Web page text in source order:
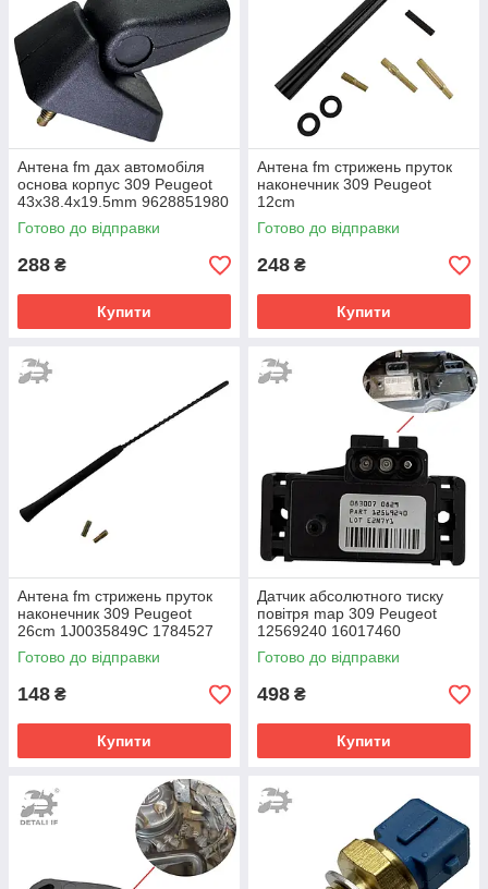
Антена fm дах автомобіля
основа корпус 309 Peugeot
43x38.4x19.5mm 9628851980
Готово до відправки
288 ₴
Купити
Антена fm стрижень пруток
наконечник 309 Peugeot
12cm
Готово до відправки
248 ₴
Купити
Антена fm стрижень пруток
наконечник 309 Peugeot
26cm 1J0035849C 1784527
100093610 90566812
1784011
Готово до відправки
148 ₴
Купити
Датчик абсолютного тиску
повітря map 309 Peugeot
12569240 16017460
16137039
Готово до відправки
498 ₴
Купити